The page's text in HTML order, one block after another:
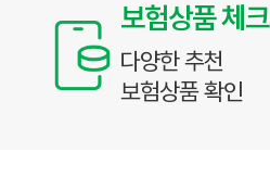
보험상품 체크
다양한 추천
보험상품 확인